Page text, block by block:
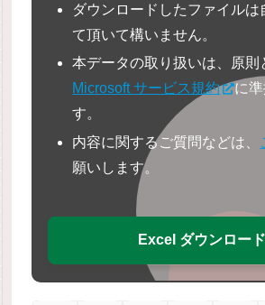
ダウンロードしたファイルは
て頂いて構いません。
本データの取り扱いは、原則
Microsoft サービス規約
に
す。
内容に関するご質問などは、
願いします。
Excel ダウンロード